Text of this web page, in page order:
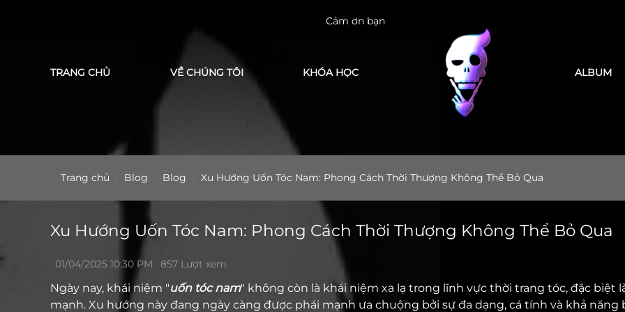
Cảm ơn bạn đã tin tưởng LEK Barber Academy
TRANG CHỦ VỀ CHÚNG TÔI KHÓA HỌC ALBUM
Trang chủ Blog Blog Xu Hướng Uốn Tóc Nam: Phong Cách Thời Thượng Không Thể Bỏ Qua
Xu Hướng Uốn Tóc Nam: Phong Cách Thời Thượng Không Thể Bỏ Qua
01/04/2025 10:30 PM 857 Lượt xem
Ngày nay, khái niệm "uốn tóc nam" không còn là khái niệm xa lạ trong lĩnh vực thời trang tóc, đặc biệt
mạnh. Xu hướng này đang ngày càng được phái mạnh ưa chuộng bởi sự đa dạng, cá tính và khả năng